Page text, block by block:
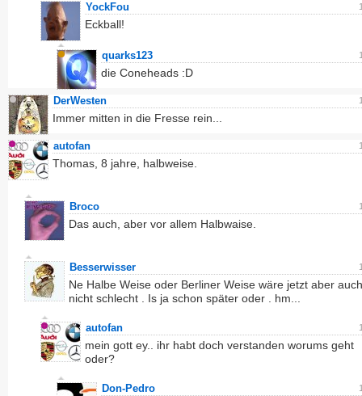
YockFou
Eckball!
quarks123
die Coneheads :D
DerWesten
Immer mitten in die Fresse rein...
autofan
Thomas, 8 jahre, halbweise.
Broco
Das auch, aber vor allem Halbwaise.
Besserwisser
Ne Halbe Weise oder Berliner Weise wäre jetzt aber auch
nicht schlecht . Is ja schon später oder . hm...
autofan
mein gott ey.. ihr habt doch verstanden worums geht
oder?
Don-Pedro